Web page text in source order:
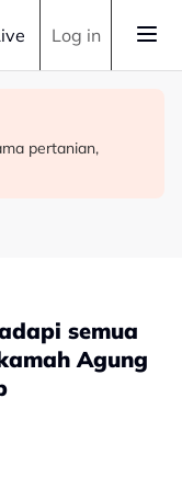
Log in
rasuah -
pekerja, bukan
pertanian,
semua
Agung